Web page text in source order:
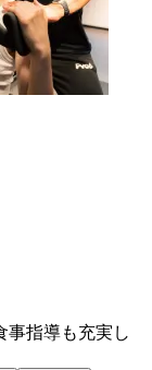
事指導も充実し